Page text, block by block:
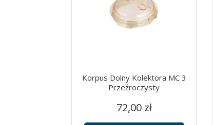
Szybki podgląd
Korpus Dolny Kolektora MC 3
Przeźroczysty
Cena
72,00 zł